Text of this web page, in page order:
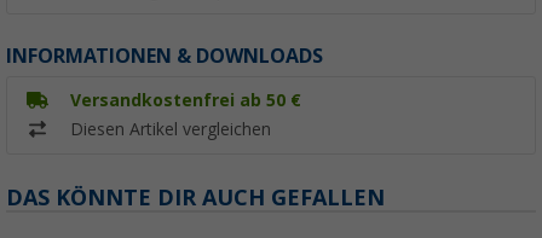
INFORMATIONEN & DOWNLOADS
Versandkostenfrei ab 50 €
Diesen Artikel vergleichen
DAS KÖNNTE DIR AUCH GEFALLEN